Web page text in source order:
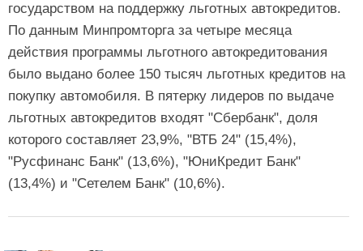
государством на поддержку льготных автокредитов.
По данным Минпромторга за четыре месяца
действия программы льготного автокредитования
было выдано более 150 тысяч льготных кредитов на
покупку автомобиля. В пятерку лидеров по выдаче
льготных автокредитов входят "Сбербанк", доля
которого составляет 23,9%, "ВТБ 24" (15,4%),
"Русфинанс Банк" (13,6%), "ЮниКредит Банк"
(13,4%) и "Сетелем Банк" (10,6%).